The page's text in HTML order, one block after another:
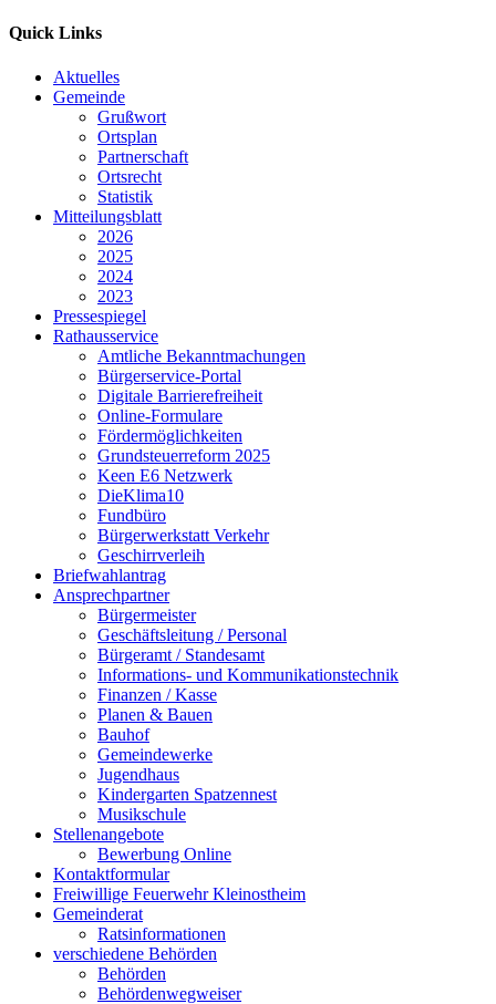
Quick Links
Aktuelles
Gemeinde
Grußwort
Ortsplan
Partnerschaft
Ortsrecht
Statistik
Mitteilungsblatt
2026
2025
2024
2023
Pressespiegel
Rathausservice
Amtliche Bekanntmachungen
Bürgerservice-Portal
Digitale Barrierefreiheit
Online-Formulare
Fördermöglichkeiten
Grundsteuerreform 2025
Keen E6 Netzwerk
DieKlima10
Fundbüro
Bürgerwerkstatt Verkehr
Geschirrverleih
Briefwahlantrag
Ansprechpartner
Bürgermeister
Geschäftsleitung / Personal
Bürgeramt / Standesamt
Informations- und Kommunikationstechnik
Finanzen / Kasse
Planen & Bauen
Bauhof
Gemeindewerke
Jugendhaus
Kindergarten Spatzennest
Musikschule
Stellenangebote
Bewerbung Online
Kontaktformular
Freiwillige Feuerwehr Kleinostheim
Gemeinderat
Ratsinformationen
verschiedene Behörden
Behörden
Behördenwegweiser